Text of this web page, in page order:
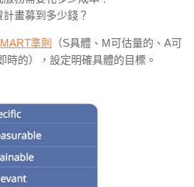
畫募到多少錢？
準則
（S具體、M可估量的、A可
時的），設定明確具體的目標。